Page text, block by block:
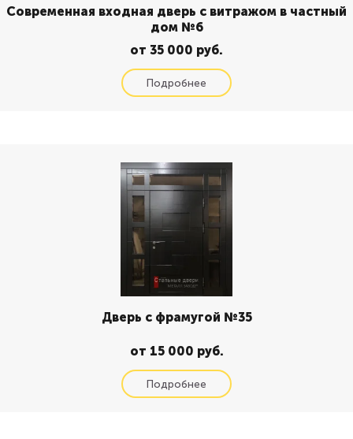
Современная входная дверь с витражом в частный
дом №6
от 35 000 руб.
Дверь с фрамугой №35
от 15 000 руб.